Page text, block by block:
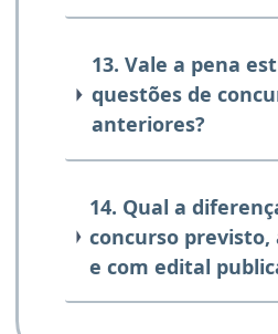
13. Vale a pena
questões de
anteriores?
14. Qual a
concurso
e com edital